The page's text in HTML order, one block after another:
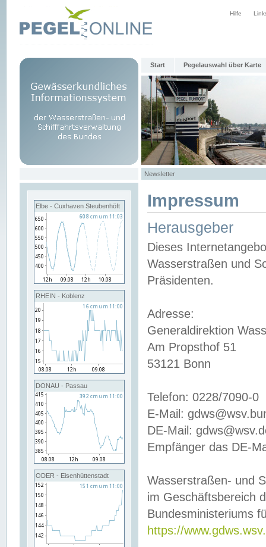
Hilfe
Start Pegelauswahl über Karte
Newsletter
Elbe - Cuxhaven Steubenhöft
RHEIN - Koblenz
DONAU - Passau
ODER - Eisenhüttenstadt
Impressum
Herausgeber
Dieses
Wasserstraßen und
Präsidenten.
Adresse:
Generaldirektion
Am Propsthof 51
53121 Bonn
Telefon: 0228/7090-0
E-Mail:
DE-Mail:
Empfänger das DE-
Wasserstraßen- und
im Geschäftsbereich
Bundesministeriums
https://